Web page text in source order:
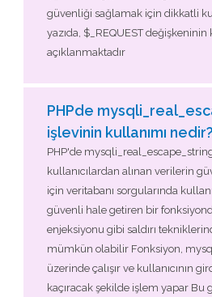
güvenliği sağlamak için dikkatli
yazıda, $_REQUEST değişkeninin
açıklanmaktadır
PHPde
işlevinin kullanımı nedir?
PHP'de
kullanıcılardan alınan verilerin
için veritabanı sorgularında
güvenli hale getiren bir
enjeksiyonu gibi saldırı
mümkün olabilir Fonksiyon,
üzerinde çalışır ve kullanıcının
kaçıracak şekilde işlem yapar